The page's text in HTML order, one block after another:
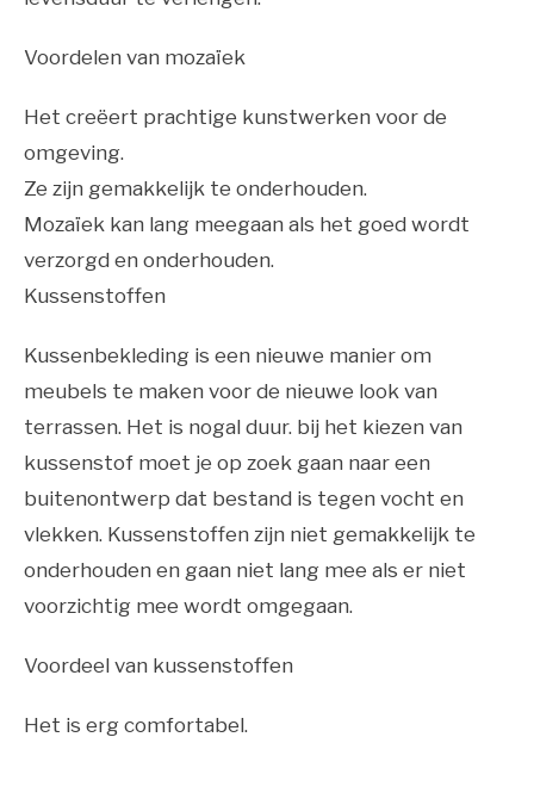
Voordelen van mozaïek
Het creëert prachtige kunstwerken voor de
omgeving.
Ze zijn gemakkelijk te onderhouden.
Mozaïek kan lang meegaan als het goed wordt
verzorgd en onderhouden.
Kussenstoffen
Kussenbekleding is een nieuwe manier om
meubels te maken voor de nieuwe look van
terrassen. Het is nogal duur. bij het kiezen van
kussenstof moet je op zoek gaan naar een
buitenontwerp dat bestand is tegen vocht en
vlekken. Kussenstoffen zijn niet gemakkelijk te
onderhouden en gaan niet lang mee als er niet
voorzichtig mee wordt omgegaan.
Voordeel van kussenstoffen
Het is erg comfortabel.